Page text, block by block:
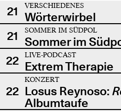
21
VERSCHIEDENES
Wörterwirbel
21
SOMMER IM SÜDPOL
Sommer im
22
LIVE-PODCAST
Extrem Therapie
22
KONZERT
Losus Reynoso:
Albumtaufe